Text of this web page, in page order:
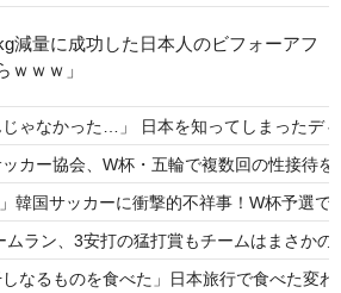
ゃなかった…」 日本を知ってしまったデ
ッカー協会、W杯・五輪で複数回の性接待
韓国サッカーに衝撃的不祥事！W杯予選
ムラン、3安打の猛打賞もチームはまさか
なるものを食べた」日本旅行で食べた変
減量に成功した日本人のビフォーアフ
ｗｗｗ」